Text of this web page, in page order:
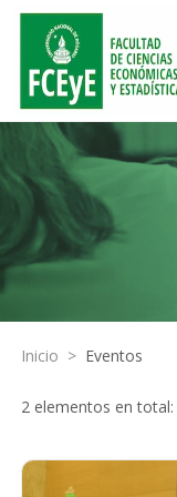
Inicio > Eventos
2 elementos en total: